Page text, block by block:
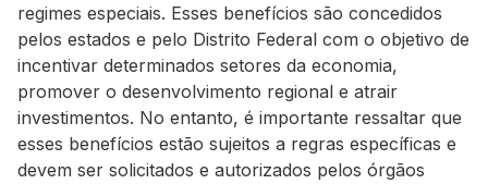
regimes especiais. Esses benefícios são concedidos
pelos estados e pelo Distrito Federal com o objetivo de
incentivar determinados setores da economia,
promover o desenvolvimento regional e atrair
investimentos. No entanto, é importante ressaltar que
esses benefícios estão sujeitos a regras específicas e
devem ser solicitados e autorizados pelos órgãos